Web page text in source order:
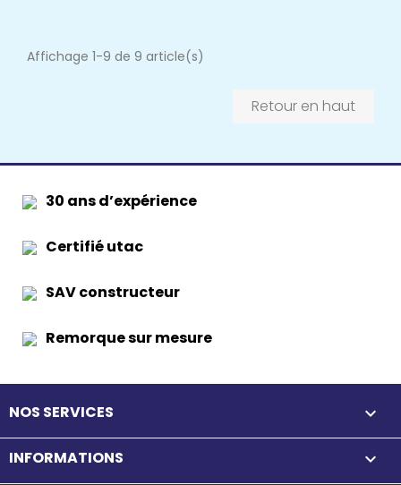
Affichage 1-9 de 9 article(s)
Retour en haut
30 ans d’expérience
Certifié utac
SAV constructeur
Remorque sur mesure
NOS SERVICES 
INFORMATIONS 